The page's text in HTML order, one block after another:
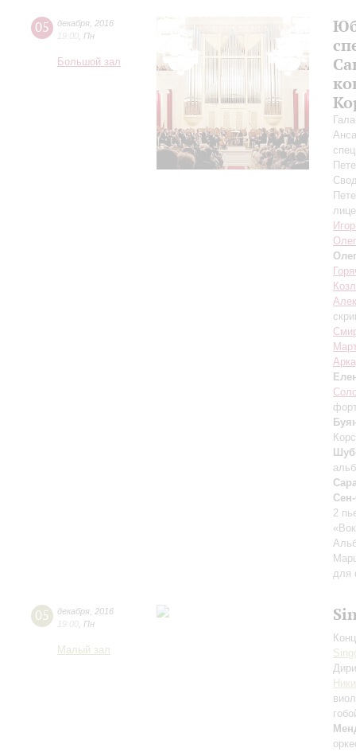
05 декабря 2016
19:00 Пн
Большой зал
2
для
05 декабря 2016
19:00 Пн
Малый зал